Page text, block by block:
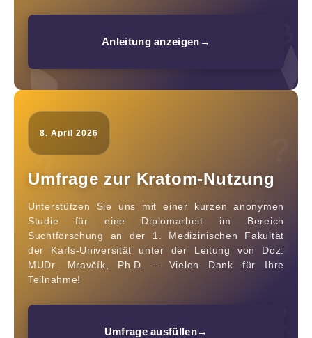
Anleitung anzeigen →
?
? ?
8. April 2026
Umfrage zur Kratom-Nutzung
Unterstützen Sie uns mit einer kurzen anonymen
Studie für eine Diplomarbeit im Bereich
Suchtforschung an der 1. Medizinischen Fakultät
der Karls-Universität unter der Leitung von Doz.
MUDr. Mravčík, Ph.D. – Vielen Dank für Ihre
Teilnahme!
Umfrage ausfüllen→